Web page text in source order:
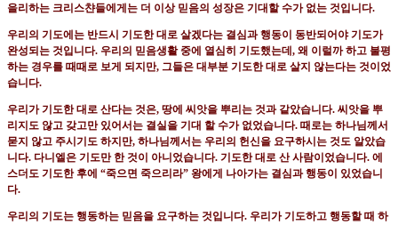
을리하는 크리스챤들에게는 더 이상 믿음의 성장은 기대할 수가 없는 것입니다.
우리의 기도에는 반드시 기도한 대로 살겠다는 결심과 행동이 동반되어야 기도가
완성되는 것입니다. 우리의 믿음생활 중에 열심히 기도했는데 , 왜 이럴까 하고 불평
하는 경우를 때때로 보게 되지만, 그들은 대부분 기도한 대로 살지 않는다는 것이었
습니다.
우리가 기도한 대로 산다는 것은, 땅에 씨앗을 뿌리는 것과 같았습니다. 씨앗을 뿌
리지도 않고 갖고만 있어서는 결실을 기대 할 수가 없었습니다. 때로는 하나님께서
묻지 않고 주시기도 하지만, 하나님께서는 우리의 헌신을 요구하시는 것도 알았습
니다. 다니엘은 기도만 한 것이 아니었습니다. 기도한 대로 산 사람이었습니다. 에
스더도 기도한 후에 “죽으면 죽으리라” 왕에게 나아가는 결심과 행동이 있었습니
다.
우리의 기도는 행동하는 믿음을 요구하는 것입니다. 우리가 기도하고 행동할 때 하